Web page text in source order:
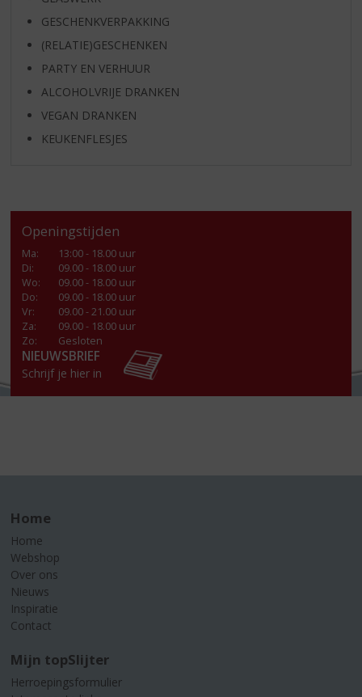
GESCHENKVERPAKKING
(RELATIE)GESCHENKEN
PARTY EN VERHUUR
ALCOHOLVRIJE DRANKEN
VEGAN DRANKEN
KEUKENFLESJES
Openingstijden
Ma:
13:00 - 18.00 uur
Di:
09.00 - 18.00 uur
Wo:
09.00 - 18.00 uur
Do:
09.00 - 18.00 uur
Vr:
09.00 - 21.00 uur
Za:
09.00 - 18.00 uur
Zo:
Gesloten
NIEUWSBRIEF
Schrijf je hier in
Home
Home
Webshop
Over ons
Nieuws
Inspiratie
Contact
Mijn topSlijter
Herroepingsformulier